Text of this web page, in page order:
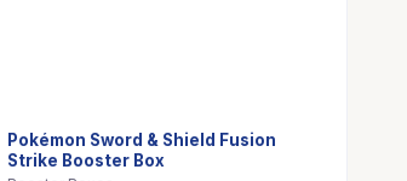
Pokémon Sword & Shield Fusion
Strike Booster Box